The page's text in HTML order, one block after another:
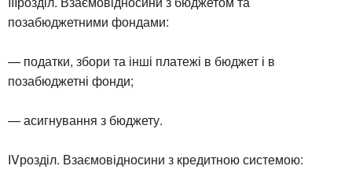
позабюджетними фондами:
— податки, збори та інші платежі в бюджет і в
позабюджетні фонди;
— асигнування з бюджету.
ІVрозділ. Взаємовідносини з кредитною системою: